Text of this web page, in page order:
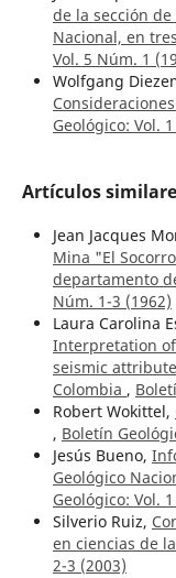
de la sección
Nacional, en
Vol. 5 Núm. 1
Wolfgang
Geológico: Vol.
Artículos
Jean Jacques
Mina "El
departamento
Núm. 1-3 (1962)
Laura Carolina
Interpretation
seismic
Colombia ,
Robert Wokittel,
, Boletín
Jesús Bueno,
Geológico
Geológico: Vol.
Silverio Ruiz,
en ciencias de
2-3 (2003)